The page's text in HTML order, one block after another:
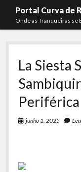
Portal Curva de
Onde as Tranqueiras se
Podcasts open
Curva de Rio
Curva Belas
Curva Classics
Komos
Membros open
Almir Ribeiro
Felype Silva
Lucas Oliveira
twitterfacebook
La Siesta
Periférica
junho 1, 2025